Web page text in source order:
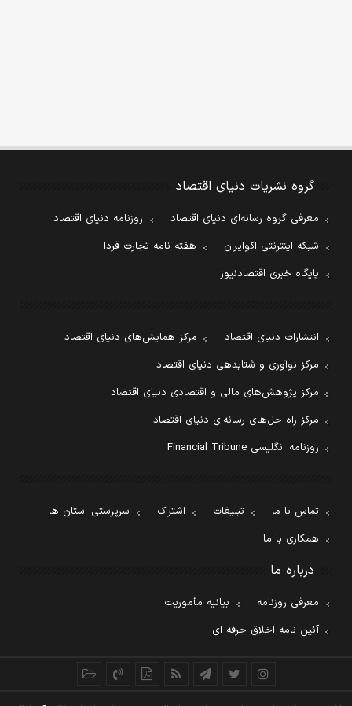
گروه نشریات دنیای اقتصاد
معرفی گروه رسانه‌ای دنیای اقتصاد
روزنامه دنیای اقتصاد
شبکه اینترنتی اکوایران
هفته نامه تجارت فردا
پایگاه خبری اقتصادنیوز
انتشارات دنیای اقتصاد
مرکز همایش‌های دنیای اقتصاد
مرکز نوآوری و شتابدهی دنیای اقتصاد
مرکز پژوهش‌های مالی و اقتصادی دنیای اقتصاد
مرکز راه حل‌های رسانه‌ای دنیای اقتصاد
روزنامه انگلیسی Financial Tribune
تماس با ما تبلیغات اشتراک
سرپرستی استان ها
همکاری با ما
درباره ما
معرفی روزنامه
بیانیه مأموریت
آئین نامه اخلاق حرفه ای